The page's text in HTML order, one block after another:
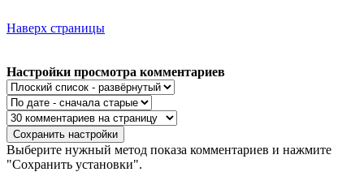
Наверх страницы
Настройки просмотра комментариев
Выберите нужный метод показа комментариев и нажмите
"Сохранить установки".